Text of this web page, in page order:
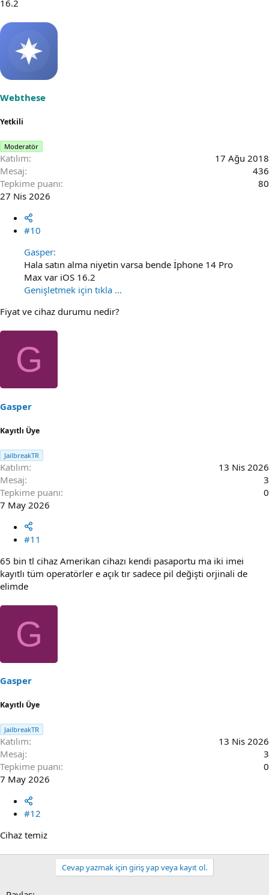
16.2
Webthese
Yetkili
Moderatör
Katılım
17 Ağu 2018
Mesaj
436
Tepkime puanı
80
27 Nis 2026
#10
Gasper:
Hala satın alma niyetin varsa bende İphone 14 Pro
Max var iOS 16.2
Genişletmek için tıkla ...
Fiyat ve cihaz durumu nedir?
G
Gasper
Kayıtlı Üye
JailbreakTR
Katılım
13 Nis 2026
Mesaj
3
Tepkime puanı
0
7 May 2026
#11
65 bin tl cihaz Amerikan cihazı kendi pasaportu ma iki imei
kayıtlı tüm operatörler e açık tır sadece pil değişti orjinali de
elimde
G
Gasper
Kayıtlı Üye
JailbreakTR
Katılım
13 Nis 2026
Mesaj
3
Tepkime puanı
0
7 May 2026
#12
Cihaz temiz
Cevap yazmak için giriş yap veya kayıt ol.